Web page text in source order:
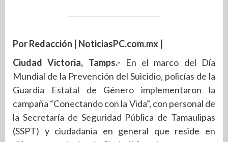
Por Redacción | NoticiasPC.com.mx |
Ciudad Victoria, Tamps.- En el marco del Día
Mundial de la Prevención del Suicidio, policías de la
Guardia Estatal de Género implementaron la
campaña “Conectando con la Vida”, con personal de
la Secretaría de Seguridad Pública de Tamaulipas
(SSPT) y ciudadanía en general que reside en